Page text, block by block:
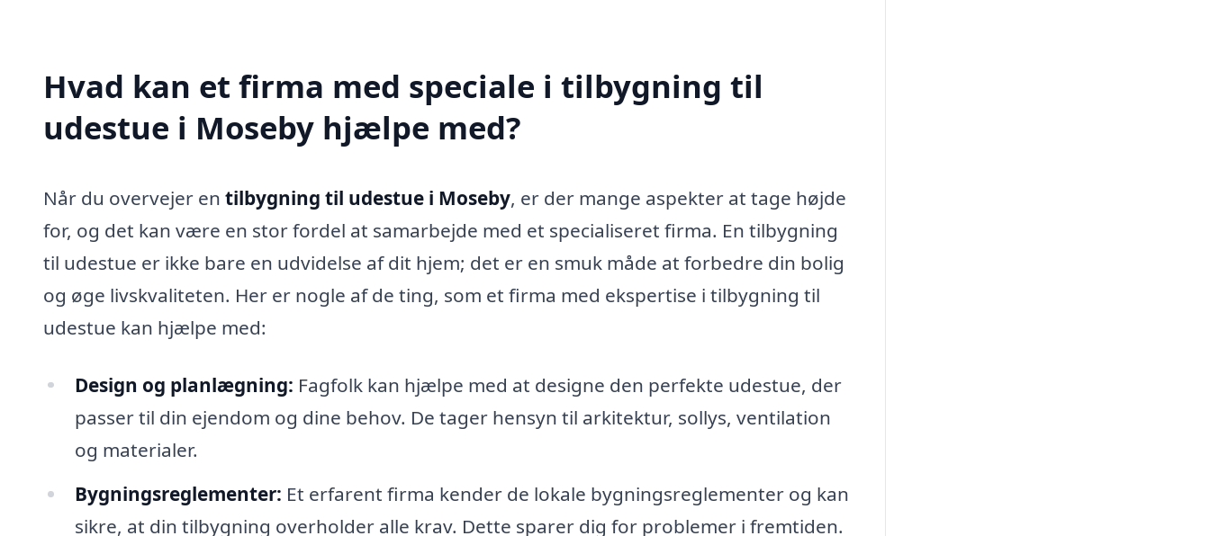
Hvad kan et firma med speciale i tilbygning til
udestue i Moseby hjælpe med?
Når du overvejer en tilbygning til udestue i Moseby, er der mange aspekter at tage højde
for, og det kan være en stor fordel at samarbejde med et specialiseret firma. En tilbygning
til udestue er ikke bare en udvidelse af dit hjem; det er en smuk måde at forbedre din bolig
og øge livskvaliteten. Her er nogle af de ting, som et firma med ekspertise i tilbygning til
udestue kan hjælpe med:
Design og planlægning: Fagfolk kan hjælpe med at designe den perfekte udestue, der
passer til din ejendom og dine behov. De tager hensyn til arkitektur, sollys, ventilation
og materialer.
Bygningsreglementer: Et erfarent firma kender de lokale bygningsreglementer og kan
sikre, at din tilbygning overholder alle krav. Dette sparer dig for problemer i fremtiden.